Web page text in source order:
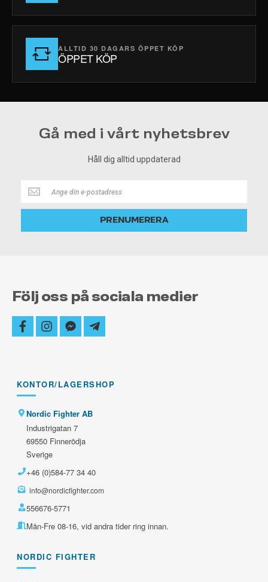
ALLTID 30 DAGARS ÖPPET KÖP
ÖPPET KÖP
Gå med i vårt nyhetsbrev
Håll dig alltid uppdaterad
Håll
dig
alltid
PRENUMERERA
Följ oss på sociala medier
facebookinstagram
facebook-
messenger
telegram-
plane
KONTOR/LAGERSHOP
Nordic Fighter AB
Industrigatan 7
69550 Finnerödja
Sverige
+46 (0)584-77 34 40
info@nordicfighter.com
556676-5771
Mån-Fre 08-16, vid andra tider ring innan.
NORDIC FIGHTER